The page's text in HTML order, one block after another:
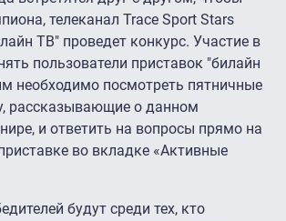
телеканал Trace Sport Stars
ТВ" проведет конкурс. Участие в
пользователи приставок "билайн
необходимо посмотреть пятничные
рассказывающие о данном
и ответить на вопросы прямо на
во вкладке «Активные
будут среди тех, кто